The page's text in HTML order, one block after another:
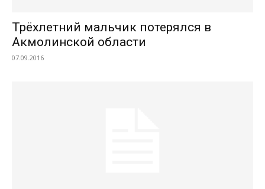
Трёхлетний мальчик потерялся в
Акмолинской области
07.09.2016